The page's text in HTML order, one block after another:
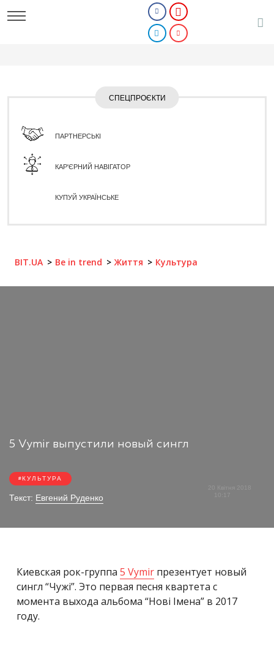
СПЕЦПРОЄКТИ
ПАРТНЕРСЬКІ
КАР'ЄРНИЙ НАВІГАТОР
КУПУЙ УКРАЇНСЬКЕ
BIT.UA Be in trend Життя Культура
5 Vymir выпустили новый сингл
КУЛЬТУРА
Текст: Евгений Руденко
10:17
Киевская рок-группа 5 Vymir презентует новый
сингл “Чужі”. Это первая песня квартета с
момента выхода альбома “Нові Імена” в 2017
году.